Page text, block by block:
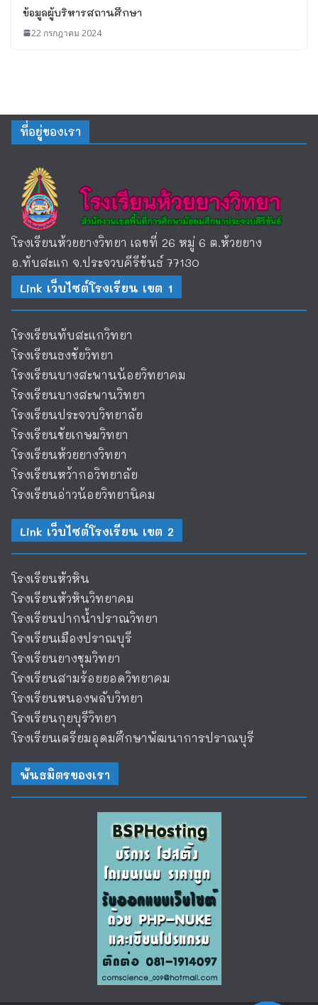
ข้อมูลผู้บริหารสถานศึกษา
22 กรกฎาคม 2024
ที่อยู่ของเรา
โรงเรียนห้วยยางวิทยา เลขที่ 26 หมู่ 6 ต.ห้วยยาง
อ.ทับสะแก จ.ประจวบคีรีขันธ์ 77130
Link เว็บไซต์โรงเรียน เขต 1
โรงเรียนทับสะแกวิทยา
โรงเรียนธงชัยวิทยา
โรงเรียนบางสะพานน้อยวิทยาคม
โรงเรียนบางสะพานวิทยา
โรงเรียนประจวบวิทยาลัย
โรงเรียนชัยเกษมวิทยา
โรงเรียนห้วยยางวิทยา
โรงเรียนหว้ากอวิทยาลัย
โรงเรียนอ่าวน้อยวิทยานิคม
Link เว็บไซต์โรงเรียน เขต 2
โรงเรียนหัวหิน
โรงเรียนหัวหินวิทยาคม
โรงเรียนปากน้ำปราณวิทยา
โรงเรียนเมืองปราณบุรี
โรงเรียนยางชุมวิทยา
โรงเรียนสามร้อยยอดวิทยาคม
โรงเรียนหนองพลับวิทยา
โรงเรียนกุยบุรีวิทยา
โรงเรียนเตรียมอุดมศึกษาพัฒนาการปราณบุรี
พันธมิตรของเรา